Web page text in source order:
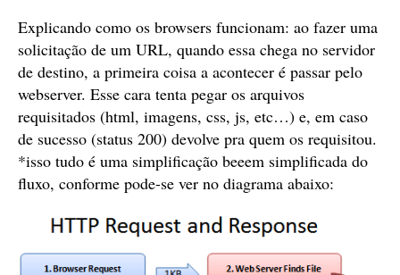
Explicando como os browsers funcionam: ao fazer uma
solicitação de um URL, quando essa chega no servidor
de destino, a primeira coisa a acontecer é passar pelo
webserver. Esse cara tenta pegar os arquivos
requisitados (html, imagens, css, js, etc…) e, em caso
de sucesso (status 200) devolve pra quem os requisitou.
*isso tudo é uma simplificação beeem simplificada do
fluxo, conforme pode-se ver no diagrama abaixo: